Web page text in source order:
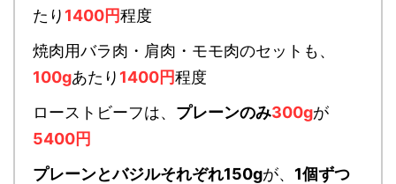
たり 1400円程度
焼肉用バラ肉・肩肉・モモ肉のセットも、
100gあたり 1400円程度
ローストビーフは、 プレーンのみ300gが
5400円
プレーンとバジルそれぞれ150gが、 1個ずつ